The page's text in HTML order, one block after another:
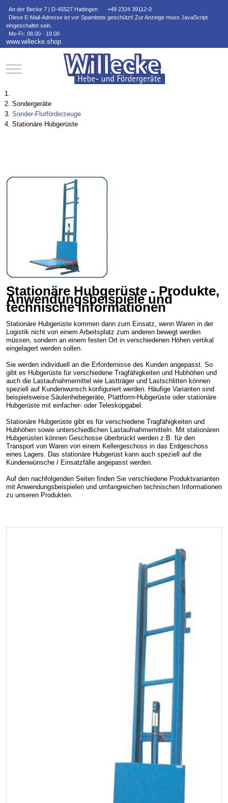
An der Becke 7 | D-45527 Hattingen
+49 2324 39112-0
Diese E-Mail-Adresse ist vor Spambots geschützt! Zur Anzeige muss JavaScript
eingeschaltet sein.
Mo-Fr: 08.00 - 18.00
www.willecke.shop
Mobile Menu Toggle
Sondergeräte
Sonder-Flurförderzeuge
Stationäre Hubgerüste
Stationäre Hubgerüste - Produkte,
Anwendungsbeispiele und
technische Informationen
Stationäre Hubgerüste kommen dann zum Einsatz, wenn Waren in der
Logistik nicht von einem Arbeitsplatz zum anderen bewegt werden
müssen, sondern an einem festen Ort in verschiedenen Höhen vertikal
eingelagert werden sollen.
Sie werden individuell an die Erfordernisse des Kunden angepasst. So
gibt es Hubgerüste für verschiedene Tragfähigkeiten und Hubhöhen und
auch die Lastaufnahmemittel wie Lastträger und Lastschlitten können
speziell auf Kundenwunsch konfiguriert werden. Häufige Varianten sind
beispielsweise Säulenhebegeräte, Plattform-Hubgerüste oder stationäre
Hubgerüste mit einfacher- oder Teleskopgabel.
Stationäre Hubgerüste gibt es für verschiedene Tragfähigkeiten und
Hubhöhen sowie unterschiedlichen Lastaufnahmemitteln. Mit stationären
Hubgerüsten können Geschosse überbrückt werden z.B. für den
Transport von Waren von einem Kellergeschoss in das Erdgeschoss
eines Lagers. Das stationäre Hubgerüst kann auch speziell auf die
Kundenwünsche / Einsatzfälle angepasst werden.
Auf den nachfolgenden Seiten finden Sie verschiedene Produktvarianten
mit Anwendungsbeispielen und umfangreichen technischen Informationen
zu unseren Produkten.